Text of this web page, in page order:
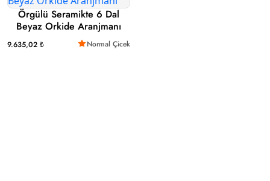
Örgülü Seramikte 6 Dal
Beyaz Orkide Aranjmanı
9.635,02 ₺ Normal Çicek